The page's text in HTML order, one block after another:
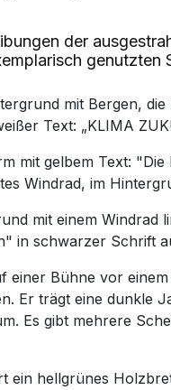
der
genutzten
mit Bergen,
Text: „KLIMA
mit gelbem Text:
Windrad, im
mit einem Windrad
in schwarzer Schrift
einer Bühne vor
Er trägt eine dunkle
Es gibt mehrere
ein hellgrünes